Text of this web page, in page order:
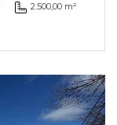
2.500,00 m²